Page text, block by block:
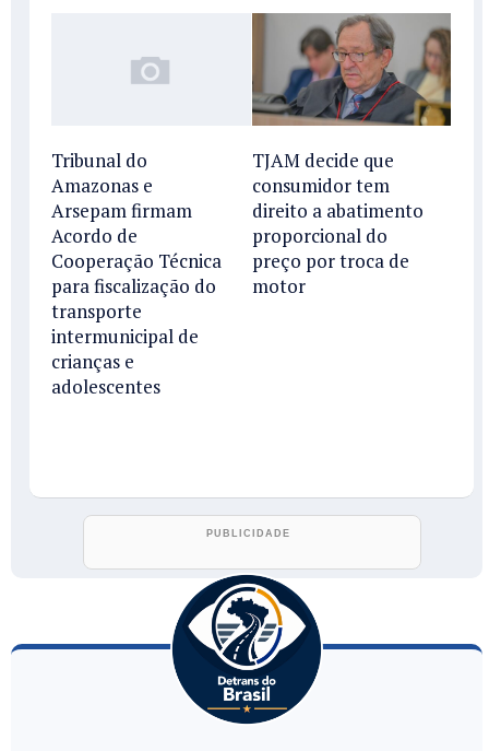
Tribunal do
Amazonas e
Arsepam firmam
Acordo de
Cooperação Técnica
para fiscalização do
transporte
intermunicipal de
crianças e
adolescentes
TJAM decide que
consumidor tem
direito a abatimento
proporcional do
preço por troca de
motor